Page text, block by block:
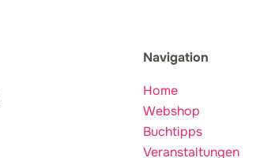
Navigation
Home
Webshop
Buchtipps
Veranstaltungen